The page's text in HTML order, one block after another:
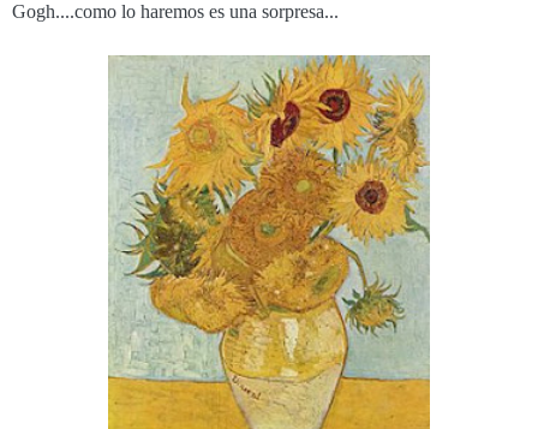
Gogh....como lo haremos es una sorpresa...